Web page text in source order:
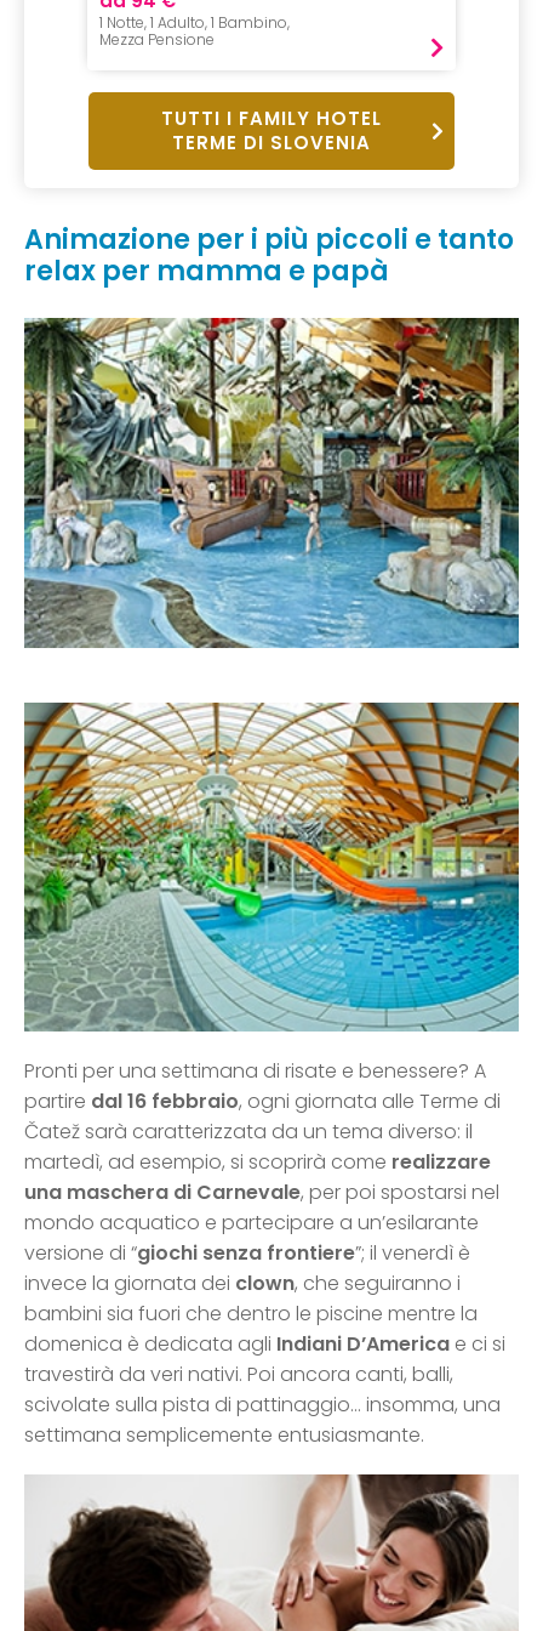
1 Notte, 1 Adulto, 1 Bambino,
Mezza Pensione
TUTTI I FAMILY HOTEL
TERME DI SLOVENIA
Animazione per i più piccoli e tanto
relax per mamma e papà
Pronti per una settimana di risate e benessere? A
partire dal 16 febbraio, ogni giornata alle Terme di
Čatež sarà caratterizzata da un tema diverso: il
martedì, ad esempio, si scoprirà come realizzare
una maschera di Carnevale, per poi spostarsi nel
mondo acquatico e partecipare a un’esilarante
versione di “giochi senza frontiere”; il venerdì è
invece la giornata dei clown, che seguiranno i
bambini sia fuori che dentro le piscine mentre la
domenica è dedicata agli Indiani D’America e ci si
travestirà da veri nativi. Poi ancora canti, balli,
scivolate sulla pista di pattinaggio… insomma, una
settimana semplicemente entusiasmante.